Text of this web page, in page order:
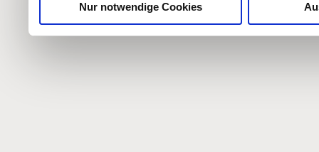
Nur notwendige Cookies